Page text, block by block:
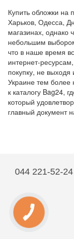
Купить обложки на
Харьков, Одесса,
магазинах, однако
небольшим
что в наше время
интернет-
покупку, не выходя
Украине тем более
к каталогу Bag24,
который
главный документ
044 221-52-24